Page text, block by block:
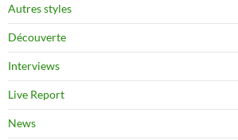
Autres styles
Découverte
Interviews
Live Report
News